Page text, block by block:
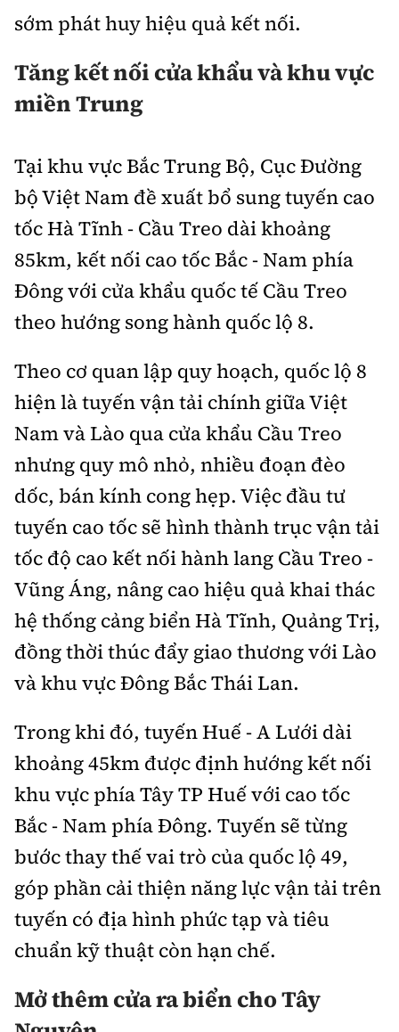
sớm phát huy hiệu quả kết nối.
Tăng kết nối cửa khẩu và khu vực
miền Trung
Tại khu vực Bắc Trung Bộ, Cục Đường
bộ Việt Nam đề xuất bổ sung tuyến cao
tốc Hà Tĩnh - Cầu Treo dài khoảng
85km, kết nối cao tốc Bắc - Nam phía
Đông với cửa khẩu quốc tế Cầu Treo
theo hướng song hành quốc lộ 8.
Theo cơ quan lập quy hoạch, quốc lộ 8
hiện là tuyến vận tải chính giữa Việt
Nam và Lào qua cửa khẩu Cầu Treo
nhưng quy mô nhỏ, nhiều đoạn đèo
dốc, bán kính cong hẹp. Việc đầu tư
tuyến cao tốc sẽ hình thành trục vận tải
tốc độ cao kết nối hành lang Cầu Treo -
Vũng Áng, nâng cao hiệu quả khai thác
hệ thống cảng biển Hà Tĩnh, Quảng Trị,
đồng thời thúc đẩy giao thương với Lào
và khu vực Đông Bắc Thái Lan.
Trong khi đó, tuyến Huế - A Lưới dài
khoảng 45km được định hướng kết nối
khu vực phía Tây TP Huế với cao tốc
Bắc - Nam phía Đông. Tuyến sẽ từng
bước thay thế vai trò của quốc lộ 49,
góp phần cải thiện năng lực vận tải trên
tuyến có địa hình phức tạp và tiêu
chuẩn kỹ thuật còn hạn chế.
Mở thêm cửa ra biển cho Tây